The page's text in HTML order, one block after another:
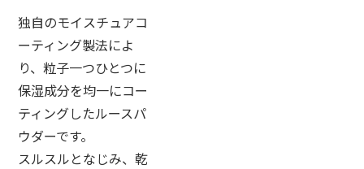
独自のモイスチュアコ
ーティング製法によ
り、粒子一つひとつに
保湿成分を均一にコー
ティングしたルースパ
ウダーです。
スルスルとなじみ、乾